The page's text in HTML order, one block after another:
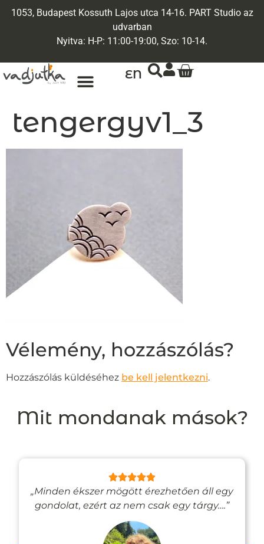
1053, Budapest Kossuth Lajos utca 14-16. PART Studio az
udvarban
Nyitva: H-P: 11:00-19:00, Szo: 10-14.
EN
tengergyv1_3
Vélemény, hozzászólás?
Hozzászólás küldéséhez be kell jelentkezni.
Mit mondanak mások?
„Minden ékszer mögött érezhetően áll egy
gondolat, ezért az nem csak egy tárgy….”